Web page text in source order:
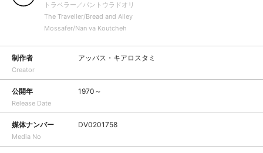
トラベラー／パントウラドオリ
The Traveller/Bread and Alley
Mossafer/Nan va Koutcheh
制作者
Creator
アッバス・キアロスタミ
公開年
Release Date
1970～
媒体ナンバー
Media No
DV0201758